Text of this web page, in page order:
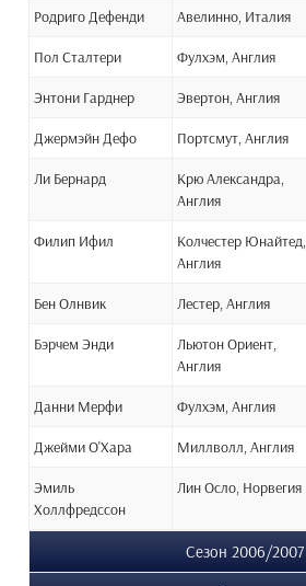
Родриго Дефенди Авелинно, Италия
Пол Сталтери Фулхэм, Англия
Энтони Гарднер Эвертон, Англия
Джермэйн Дефо Портсмут, Англия
Ли Бернард
Крю Александра,
Англия
Филип Ифил
Колчестер Юнайтед,
Англия
Бен Олнвик Лестер, Англия
Бэрчем Энди
Льютон Ориент,
Англия
Данни Мерфи Фулхэм, Англия
Джейми О'Хара Миллволл, Англия
Эмиль
Холлфредссон
Лин Осло, Норвегия
Сезон 2006/2007